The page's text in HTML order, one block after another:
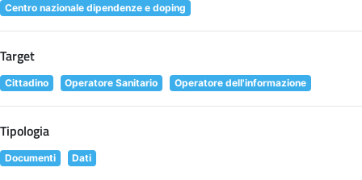
Centro nazionale dipendenze e doping
Target
Cittadino Operatore Sanitario Operatore dell'informazione
Tipologia
Documenti Dati